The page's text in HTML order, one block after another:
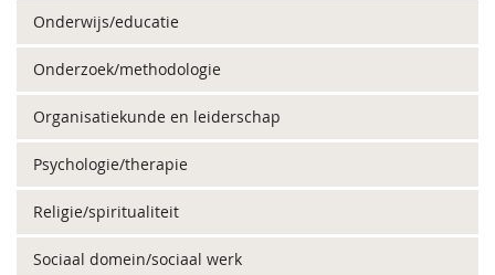
Onderwijs/educatie
Onderzoek/methodologie
Organisatiekunde en leiderschap
Psychologie/therapie
Religie/spiritualiteit
Sociaal domein/sociaal werk